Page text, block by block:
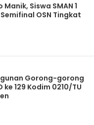
Siswa SMAN 1
OSN Tingkat
Gorong-gorong
ke 129 Kodim 0210/TU